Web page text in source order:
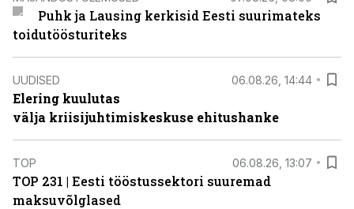
Puhk ja Lausing kerkisid Eesti suurimateks
toidutöösturiteks
UUDISED 06.08.26, 14:44
Elering kuulutas
välja kriisijuhtimiskeskuse ehitushanke
TOP 06.08.26, 13:07
TOP 231 | Eesti tööstussektori suuremad
maksuvõlglased